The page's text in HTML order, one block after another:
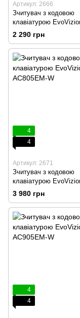
Артикул: 2666
Зчитувач з кодовою
клавіатурою
AC302EM (WIFI)
2 290 грн
4
4
Артикул: 2671
Зчитувач з кодовою
клавіатурою
AC805EM-W
3 980 грн
4
4